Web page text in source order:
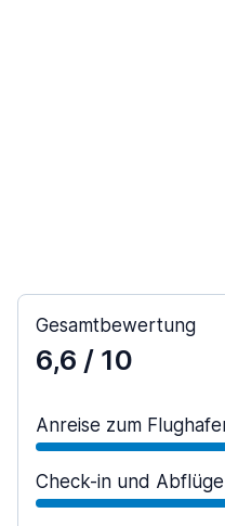
Gesamtbewertung
6,6 / 10
Anreise zum
Check-in und Abflüge